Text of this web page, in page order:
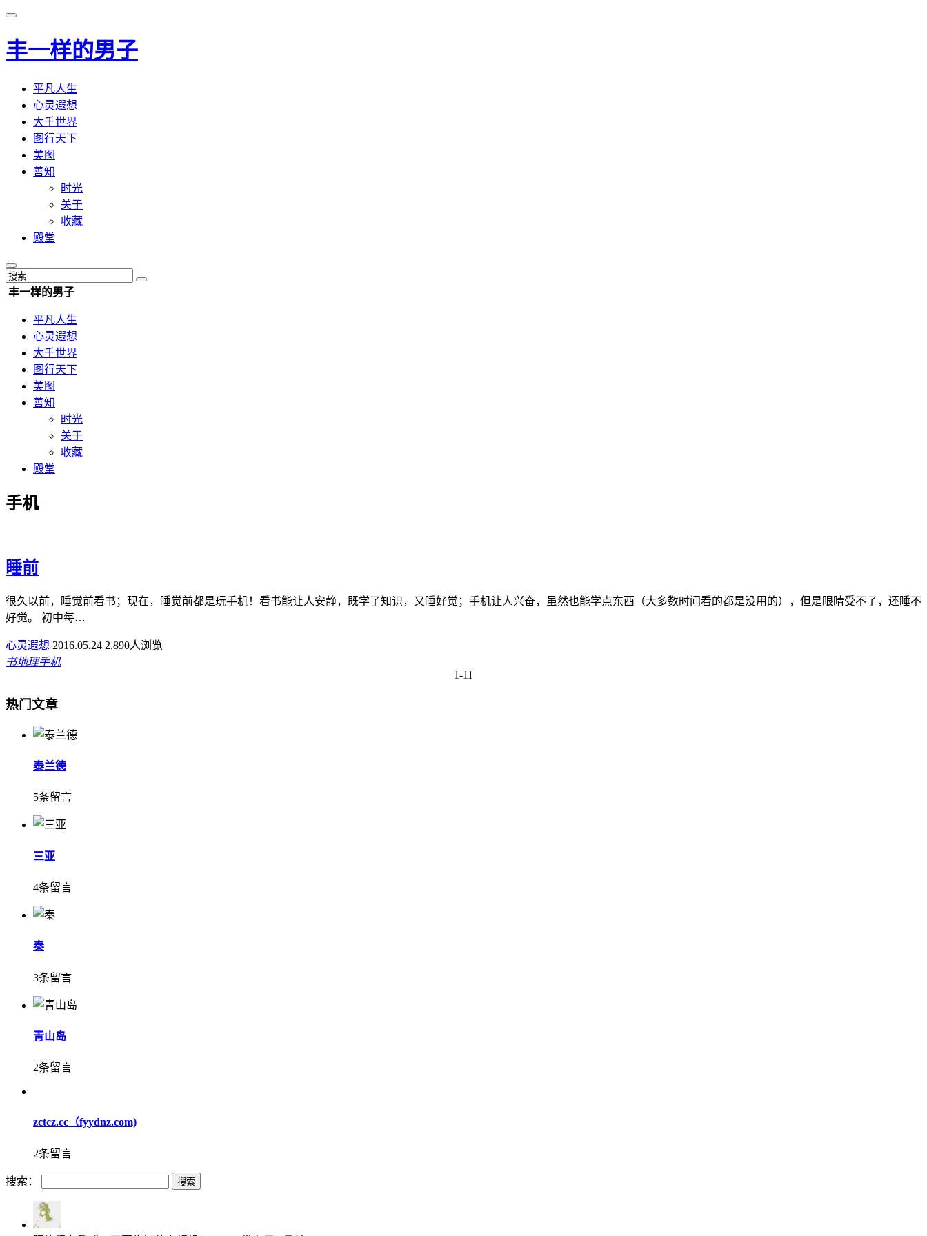
丰一样的男子
平凡人生
心灵遐想
大千世界
图行天下
美图
善知
时光
关于
收藏
殿堂
丰一样的男子
平凡人生
心灵遐想
大千世界
图行天下
美图
善知
时光
关于
收藏
殿堂
手机
睡前
很久以前，睡觉前看书；现在，睡觉前都是玩手机！看书能让人安静，既学了知识，又睡好觉；手机让人兴奋，虽然也能学点东西（大多数时间看的都是没用的），但是眼睛受不了，还睡不
好觉。 初中每…
心灵遐想 2016.05.24 2,890人浏览
书地理手机
1-11
热门文章
泰兰德
5条留言
三亚
4条留言
秦
3条留言
青山岛
2条留言
zctcz.cc（fyydnz.com)
2条留言
搜索：